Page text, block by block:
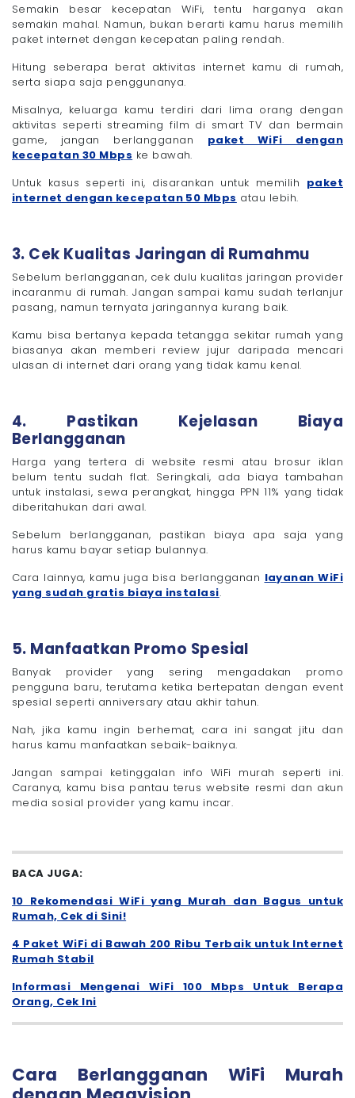
Semakin besar kecepatan WiFi, tentu harganya akan
semakin mahal. Namun, bukan berarti kamu harus memilih
paket internet dengan kecepatan paling rendah.
Hitung seberapa berat aktivitas internet kamu di rumah,
serta siapa saja penggunanya.
Misalnya, keluarga kamu terdiri dari lima orang dengan
aktivitas seperti streaming film di smart TV dan bermain
game, jangan berlangganan paket WiFi dengan
kecepatan 30 Mbps ke bawah.
Untuk kasus seperti ini, disarankan untuk memilih paket
internet dengan kecepatan 50 Mbps atau lebih.
3. Cek Kualitas Jaringan di Rumahmu
Sebelum berlangganan, cek dulu kualitas jaringan provider
incaranmu di rumah. Jangan sampai kamu sudah terlanjur
pasang, namun ternyata jaringannya kurang baik.
Kamu bisa bertanya kepada tetangga sekitar rumah yang
biasanya akan memberi review jujur daripada mencari
ulasan di internet dari orang yang tidak kamu kenal.
4. Pastikan Kejelasan Biaya
Berlangganan
Harga yang tertera di website resmi atau brosur iklan
belum tentu sudah flat. Seringkali, ada biaya tambahan
untuk instalasi, sewa perangkat, hingga PPN 11% yang tidak
diberitahukan dari awal.
Sebelum berlangganan, pastikan biaya apa saja yang
harus kamu bayar setiap bulannya.
Cara lainnya, kamu juga bisa berlangganan layanan WiFi
yang sudah gratis biaya instalasi.
5. Manfaatkan Promo Spesial
Banyak provider yang sering mengadakan promo
pengguna baru, terutama ketika bertepatan dengan event
spesial seperti anniversary atau akhir tahun.
Nah, jika kamu ingin berhemat, cara ini sangat jitu dan
harus kamu manfaatkan sebaik-baiknya.
Jangan sampai ketinggalan info WiFi murah seperti ini.
Caranya, kamu bisa pantau terus website resmi dan akun
media sosial provider yang kamu incar.
BACA JUGA:
10 Rekomendasi WiFi yang Murah dan Bagus untuk
Rumah, Cek di Sini!
4 Paket WiFi di Bawah 200 Ribu Terbaik untuk Internet
Rumah Stabil
Informasi Mengenai WiFi 100 Mbps Untuk Berapa
Orang, Cek Ini
Cara Berlangganan WiFi Murah